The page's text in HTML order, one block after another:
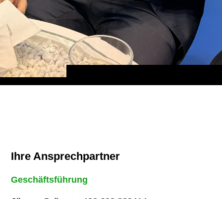
Ihre Ansprechpartner
Geschäftsführung